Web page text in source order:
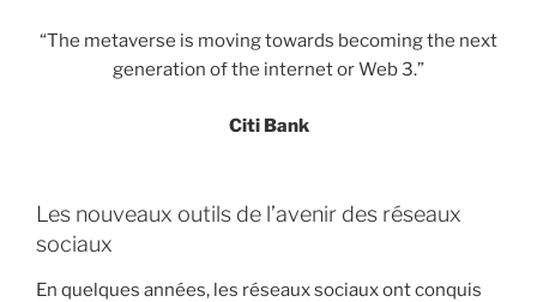
“The metaverse is moving towards becoming the next
generation of the internet or Web 3.”
Citi Bank
Les nouveaux outils de l’avenir des réseaux
sociaux
En quelques années, les réseaux sociaux ont conquis